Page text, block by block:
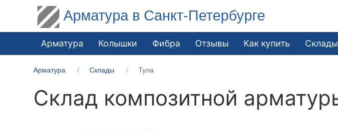
Арматура в Санкт-Петербурге
Арматура Колышки Фибра Отзывы Как купить Склады
Арматура Склады Тула
Склад композитной